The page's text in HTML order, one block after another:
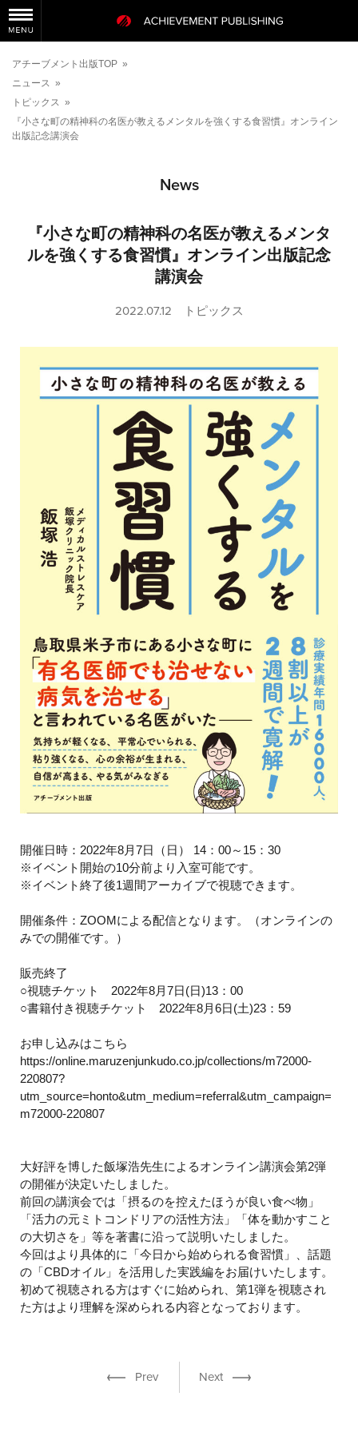
アチーブメント出版TOP »
ニュース »
トピックス »
『小さな町の精神科の名医が教えるメンタルを強くする食習慣』オンライン
出版記念講演会
News
『小さな町の精神科の名医が教えるメンタ
ルを強くする食習慣』オンライン出版記念
講演会
2022.07.12 トピックス
開催日時：2022年8月7日（日） 14：00～15：30
※イベント開始の10分前より入室可能です。
※イベント終了後1週間アーカイブで視聴できます。
開催条件：ZOOMによる配信となります。（オンラインの
みでの開催です。）
販売終了
○視聴チケット 2022年8月7日(日)13：00
○書籍付き視聴チケット 2022年8月6日(土)23：59
お申し込みはこちら
https://online.maruzenjunkudo.co.jp/collections/m72000-
220807?
utm_source=honto&utm_medium=referral&utm_campaign=
m72000-220807
大好評を博した飯塚浩先生によるオンライン講演会第2弾
の開催が決定いたしました。
前回の講演会では「摂るのを控えたほうが良い食べ物」
「活力の元ミトコンドリアの活性方法」「体を動かすこと
の大切さを」等を著書に沿って説明いたしました。
今回はより具体的に「今日から始められる食習慣」、話題
の「CBDオイル」を活用した実践編をお届けいたします。
初めて視聴される方はすぐに始められ、第1弾を視聴され
た方はより理解を深められる内容となっております。
Prev Next